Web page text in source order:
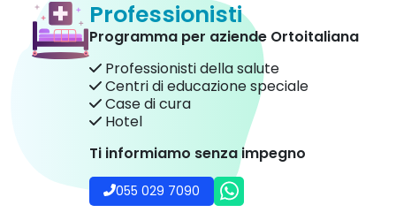
Professionisti
Programma per aziende Ortoitaliana
Professionisti della salute
Centri di educazione speciale
Case di cura
Hotel
Ti informiamo senza impegno
055 029 7090